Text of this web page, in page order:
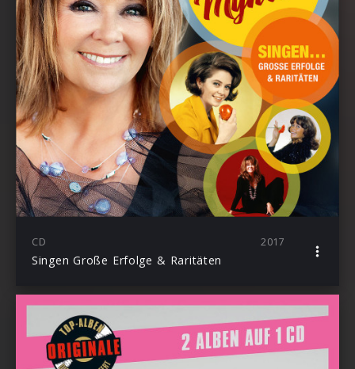
CD 2017
Singen Große Erfolge & Raritäten